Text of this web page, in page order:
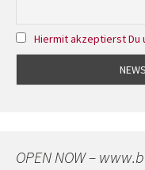
Hiermit akzeptierst Du
OPEN NOW –